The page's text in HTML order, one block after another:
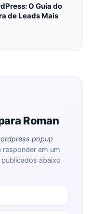
O Guia do
de Leads Mais
Roman
popup
responder em um
abaixo